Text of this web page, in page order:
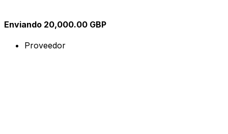
Enviando 20,000.00 GBP
Proveedor